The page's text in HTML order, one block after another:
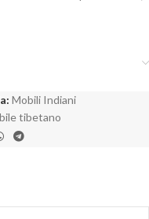
Mobili Indiani
tibetano